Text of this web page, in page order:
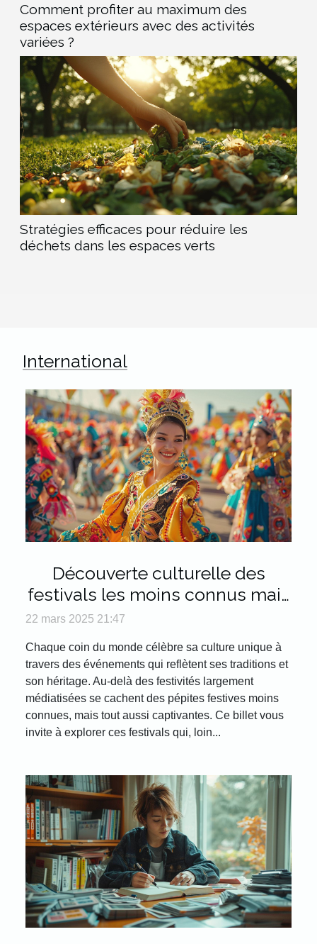
Comment profiter au maximum des
espaces extérieurs avec des activités
variées ?
Stratégies efficaces pour réduire les
déchets dans les espaces verts
International
Découverte culturelle des
festivals les moins connus mais
incontournables dans le monde
22 mars 2025 21:47
Chaque coin du monde célèbre sa culture unique à
travers des événements qui reflètent ses traditions et
son héritage. Au-delà des festivités largement
médiatisées se cachent des pépites festives moins
connues, mais tout aussi captivantes. Ce billet vous
invite à explorer ces festivals qui, loin...